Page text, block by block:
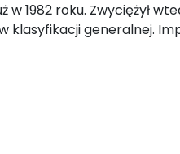
1982 roku. Zwyciężył
generalnej.